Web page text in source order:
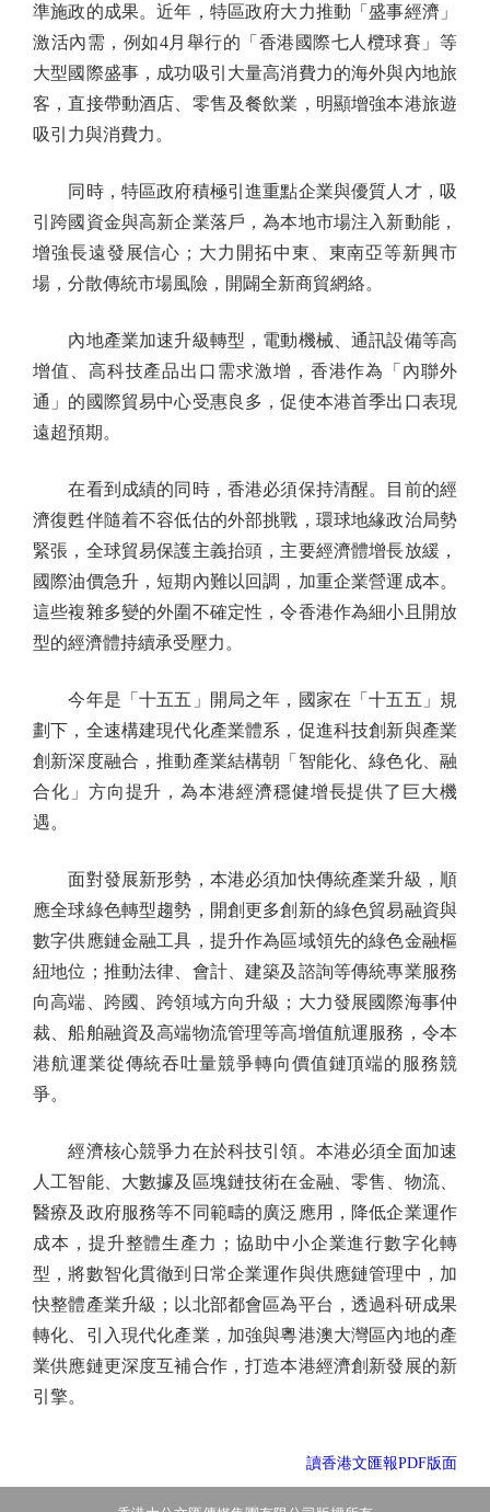
準施政的成果。近年，特區政府大力推動「盛事經濟」
激活內需，例如4月舉行的「香港國際七人欖球賽」等
大型國際盛事，成功吸引大量高消費力的海外與內地旅
客，直接帶動酒店、零售及餐飲業，明顯增強本港旅遊
吸引力與消費力。
同時，特區政府積極引進重點企業與優質人才，吸
引跨國資金與高新企業落戶，為本地市場注入新動能，
增強長遠發展信心；大力開拓中東、東南亞等新興市
場，分散傳統市場風險，開闢全新商貿網絡。
內地產業加速升級轉型，電動機械、通訊設備等高
增值、高科技產品出口需求激增，香港作為「內聯外
通」的國際貿易中心受惠良多，促使本港首季出口表現
遠超預期。
在看到成績的同時，香港必須保持清醒。目前的經
濟復甦伴隨着不容低估的外部挑戰，環球地緣政治局勢
緊張，全球貿易保護主義抬頭，主要經濟體增長放緩，
國際油價急升，短期內難以回調，加重企業營運成本。
這些複雜多變的外圍不確定性，令香港作為細小且開放
型的經濟體持續承受壓力。
今年是「十五五」開局之年，國家在「十五五」規
劃下，全速構建現代化產業體系，促進科技創新與產業
創新深度融合，推動產業結構朝「智能化、綠色化、融
合化」方向提升，為本港經濟穩健增長提供了巨大機
遇。
面對發展新形勢，本港必須加快傳統產業升級，順
應全球綠色轉型趨勢，開創更多創新的綠色貿易融資與
數字供應鏈金融工具，提升作為區域領先的綠色金融樞
紐地位；推動法律、會計、建築及諮詢等傳統專業服務
向高端、跨國、跨領域方向升級；大力發展國際海事仲
裁、船舶融資及高端物流管理等高增值航運服務，令本
港航運業從傳統吞吐量競爭轉向價值鏈頂端的服務競
爭。
經濟核心競爭力在於科技引領。本港必須全面加速
人工智能、大數據及區塊鏈技術在金融、零售、物流、
醫療及政府服務等不同範疇的廣泛應用，降低企業運作
成本，提升整體生產力；協助中小企業進行數字化轉
型，將數智化貫徹到日常企業運作與供應鏈管理中，加
快整體產業升級；以北部都會區為平台，透過科研成果
轉化、引入現代化產業，加強與粵港澳大灣區內地的產
業供應鏈更深度互補合作，打造本港經濟創新發展的新
引擎。
讀香港文匯報PDF版面